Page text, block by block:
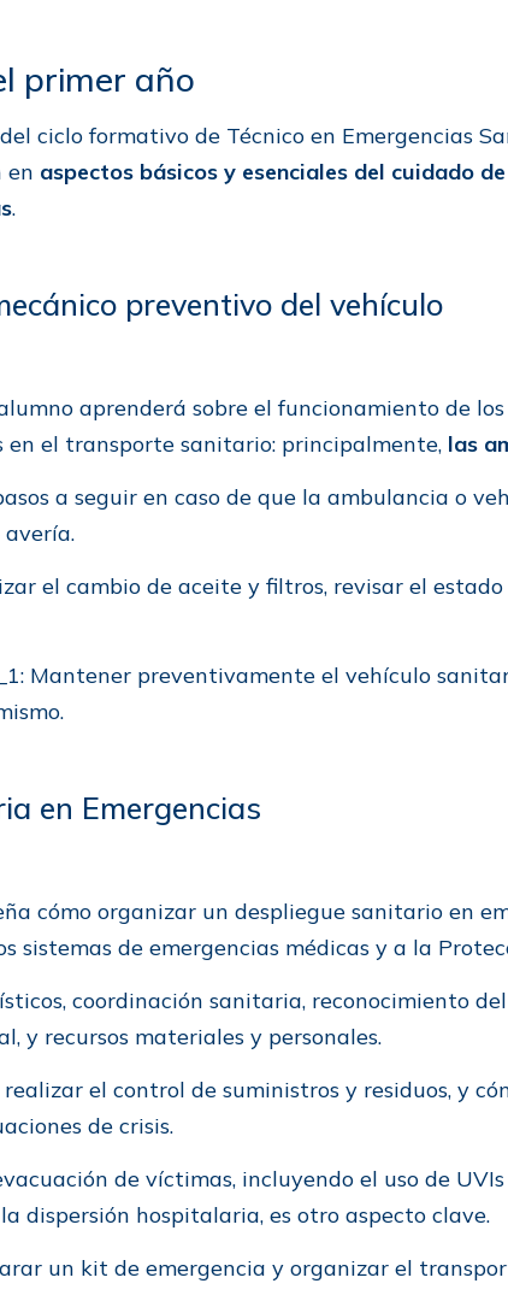
primer año
ciclo formativo de Técnico en Emergencias
en aspectos básicos y esenciales del cuidado
.
preventivo del vehículo
aprenderá sobre el funcionamiento de
el transporte sanitario: principalmente, las
a seguir en caso de que la ambulancia o
el cambio de aceite y filtros, revisar el estado
Mantener preventivamente el vehículo
en Emergencias
cómo organizar un despliegue sanitario en
sistemas de emergencias médicas y a la
coordinación sanitaria, reconocimiento
y recursos materiales y personales.
el control de suministros y residuos, y
de crisis.
de víctimas, incluyendo el uso de
dispersión hospitalaria, es otro aspecto clave.
un kit de emergencia y organizar el